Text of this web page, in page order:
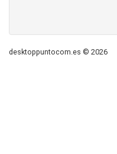
desktoppuntocom.es © 2026